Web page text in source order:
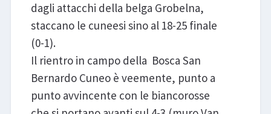
dagli attacchi della belga Grobelna,
staccano le cuneesi sino al 18-25 finale
(0-1).
Il rientro in campo della Bosca San
Bernardo Cuneo è veemente, punto a
punto avvincente con le biancorosse